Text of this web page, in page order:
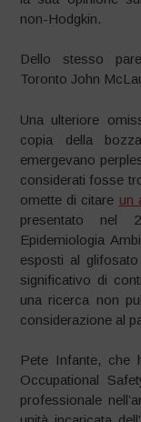
non-Hodgkin.
Dello stesso
Toronto John
Una ulteriore
copia della
emergevano
considerati fosse
omette di citare un
presentato nel
Epidemiologia
esposti al
significativo di
una ricerca non
considerazione al
Pete Infante, che
Occupational
professionale